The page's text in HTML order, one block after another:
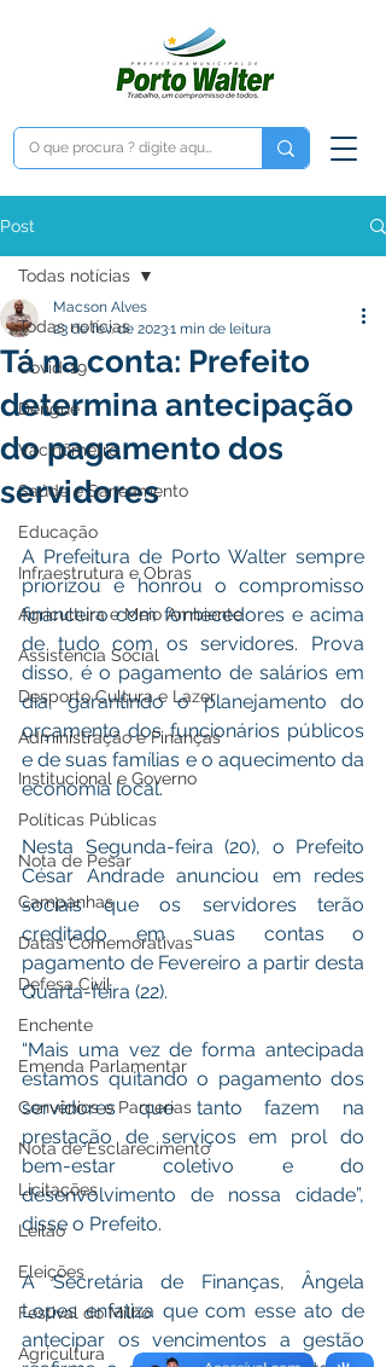
Post
Todas notícias
Covid-19
Dengue
Vacinômetro
Saúde e Saneamento
Educação
Infraestrutura e Obras
Agricultura e Meio Ambiente
Assistência Social
Desporto Cultura e Lazer
Administração e Finanças
Institucional e Governo
Políticas Públicas
Nota de Pesar
Campanhas
Datas Comemorativas
Defesa Civil
Enchente
Emenda Parlamentar
Convênios e Parcerias
Nota de Esclarecimento
Licitações
Leilão
Eleições
Festival do Milho
Agricultura
Todas notícias
Tá na conta: Prefeito
determina antecipação
do pagamento dos
servidores
Macson Alves
23 de fev. de 20231 min de leitura
A Prefeitura de Porto Walter sempre
priorizou e honrou o compromisso
financeiro com fornecedores e acima
de tudo com os servidores. Prova
disso, é o pagamento de salários em
dia, garantindo o planejamento do
orçamento dos funcionários públicos
e de suas famílias e o aquecimento da
economia local.
Nesta Segunda-feira (20), o Prefeito
César Andrade anunciou em redes
sociais que os servidores terão
creditado em suas contas o
pagamento de Fevereiro a partir desta
Quarta-feira (22).
“Mais uma vez de forma antecipada
estamos quitando o pagamento dos
servidores que tanto fazem na
prestação de serviços em prol do
bem-estar coletivo e do
desenvolvimento de nossa cidade”,
disse o Prefeito.
A Secretária de Finanças, Ângela
Lopes enfatiza que com esse ato de
antecipar os vencimentos a gestão